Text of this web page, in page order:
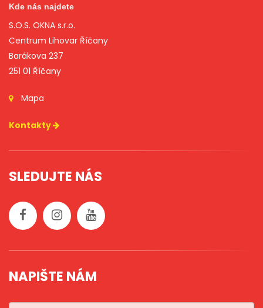
Kde nás najdete
S.O.S. OKNA s.r.o.
Centrum Lihovar Říčany
Barákova 237
251 01 Říčany
Mapa
Kontakty
SLEDUJTE NÁS
NAPIŠTE NÁM